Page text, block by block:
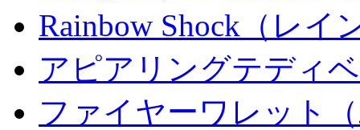
Rainbow Shock（レイ
アピアリングテディ
ファイヤーワレット